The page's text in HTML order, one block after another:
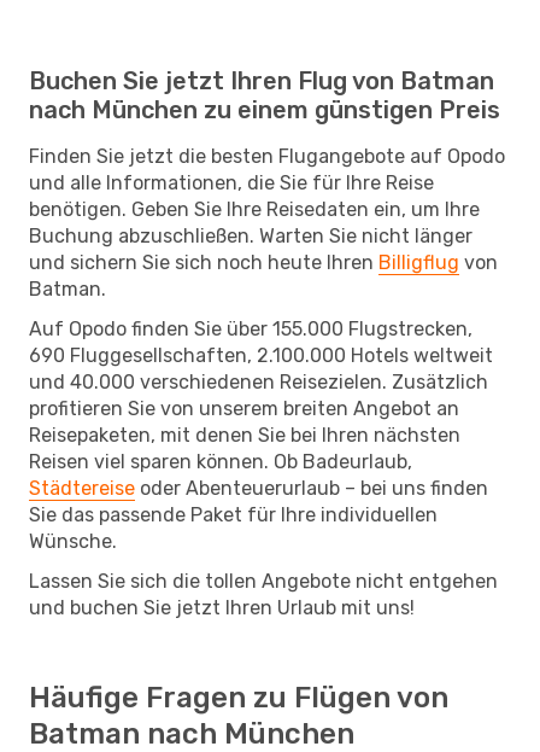
Buchen Sie jetzt Ihren Flug von Batman
nach München zu einem günstigen Preis
Finden Sie jetzt die besten Flugangebote auf Opodo
und alle Informationen, die Sie für Ihre Reise
benötigen. Geben Sie Ihre Reisedaten ein, um Ihre
Buchung abzuschließen. Warten Sie nicht länger
und sichern Sie sich noch heute Ihren Billigflug von
Batman.
Auf Opodo finden Sie über 155.000 Flugstrecken,
690 Fluggesellschaften, 2.100.000 Hotels weltweit
und 40.000 verschiedenen Reisezielen. Zusätzlich
profitieren Sie von unserem breiten Angebot an
Reisepaketen, mit denen Sie bei Ihren nächsten
Reisen viel sparen können. Ob Badeurlaub,
Städtereise oder Abenteuerurlaub – bei uns finden
Sie das passende Paket für Ihre individuellen
Wünsche.
Lassen Sie sich die tollen Angebote nicht entgehen
und buchen Sie jetzt Ihren Urlaub mit uns!
Häufige Fragen zu Flügen von
Batman nach München